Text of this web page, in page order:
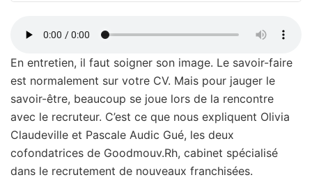
En entretien, il faut soigner son image. Le savoir-faire
est normalement sur votre CV. Mais pour jauger le
savoir-être, beaucoup se joue lors de la rencontre
avec le recruteur. C’est ce que nous expliquent Olivia
Claudeville et Pascale Audic Gué, les deux
cofondatrices de Goodmouv.Rh, cabinet spécialisé
dans le recrutement de nouveaux franchisées.